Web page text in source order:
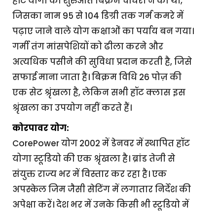
जिसका नाम 95 से 104 डिग्री तक गर्म कमरे में
पढ़ाए जाने वाले योग कक्षाओं का पर्याय बन गया।
गर्मी तंग मांसपेशियों को ढीला करने और
अत्यधिक पसीने की सुविधा प्रदान करती है, जिसे
सफाई माना जाता है। बिक्रम विधि 26 पोज़ की
एक सेट श्रृंखला है, लेकिन सभी हॉट क्लास इस
श्रृंखला का उपयोग नहीं करते हैं।
कोरपावर योग:
CorePower योग 2002 में डेनवर में स्थापित हॉट
योगा स्टूडियो की एक श्रृंखला है। ब्रांड तेजी से
संयुक्त राज्य भर में विस्तार कर रहा है। एक
अपस्केल जिम जैसी सेटिंग में लगातार निर्देश की
अपेक्षा करें। देश भर में उनके किसी भी स्टूडियो में